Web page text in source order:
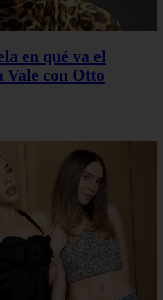
en qué va el
Vale con Otto